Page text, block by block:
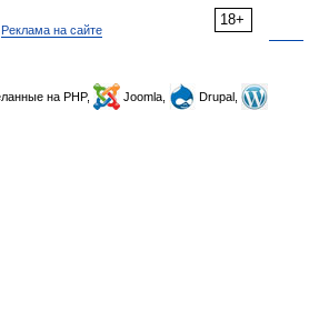
18+
Реклама на сайте
на PHP, Joomla,
Drupal,